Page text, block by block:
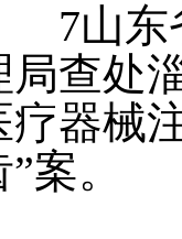
山东省
局查处
疗器械
案。